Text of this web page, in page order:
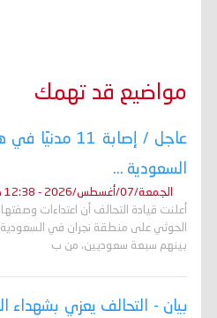
مواضيع قد تهمك
عاجل / إصابة
السعودية ...
الجمعة/07/أغسطس/2026 - 12:38 ص
أعلنت قيادة التحالف أن اعتداءات وصفتها
بينهم سبعة سعوديين، من ب
بيان - التحالف يعزي